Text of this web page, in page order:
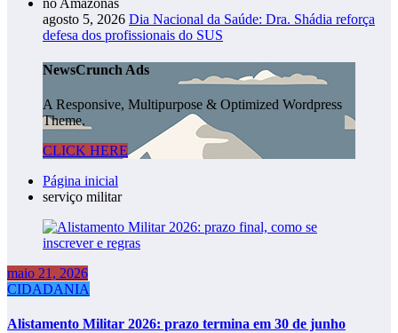
agosto 5, 2026 Dia Nacional da Saúde: Dra. Shádia reforça
defesa dos profissionais do SUS
NewsCrunch Ads
A Responsive, Multipurpose & Optimized Wordpress
Theme.
CLICK HERE
Página inicial
serviço militar
maio 21, 2026
CIDADANIA
Alistamento Militar 2026: prazo termina em 30 de junho